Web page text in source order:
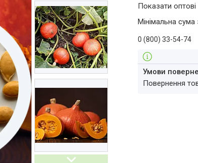
Показати оптові
Мінімальна
0 (800) 33-54-74
повернення